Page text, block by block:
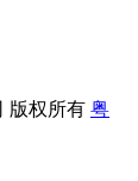
版权所有 粤